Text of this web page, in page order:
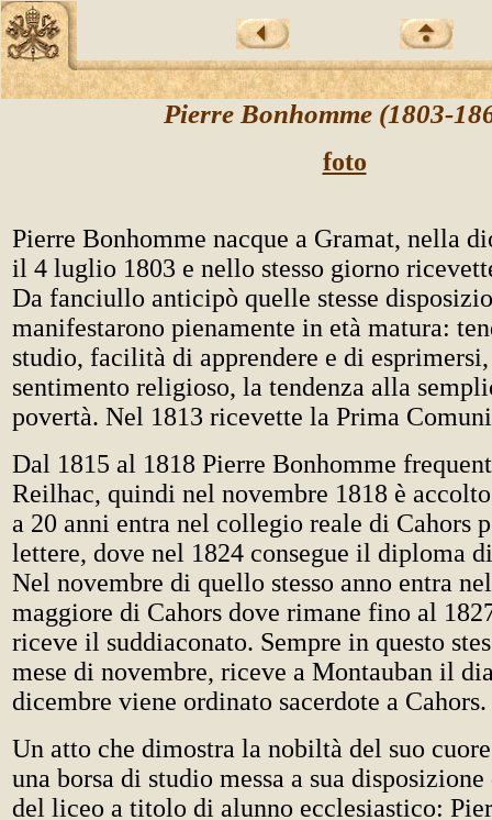
Pierre Bonhomme (1803-
foto
Pierre Bonhomme nacque a Gramat, nella
il 4 luglio 1803 e nello stesso giorno
Da fanciullo anticipò quelle stesse
manifestarono pienamente in età matura:
studio, facilità di apprendere e di
sentimento religioso, la tendenza alla
povertà. Nel 1813 ricevette la Prima
Dal 1815 al 1818 Pierre Bonhomme
Reilhac, quindi nel novembre 1818 è
a 20 anni entra nel collegio reale di Cahors
lettere, dove nel 1824 consegue il diploma
Nel novembre di quello stesso anno entra
maggiore di Cahors dove rimane fino al
riceve il suddiaconato. Sempre in questo
mese di novembre, riceve a Montauban il
dicembre viene ordinato sacerdote a Cahors.
Un atto che dimostra la nobiltà del suo
una borsa di studio messa a sua
del liceo a titolo di alunno ecclesiastico: